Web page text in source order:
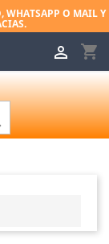
WHATSAPP O MAIL Y
shopping_cart
